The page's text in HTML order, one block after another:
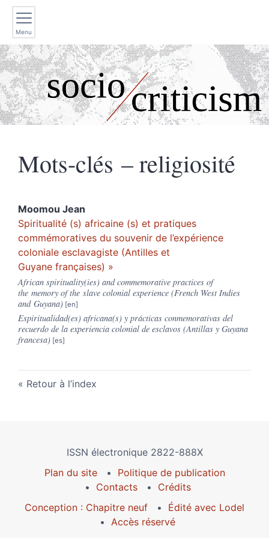
Menu
Mots-clés – religiosité
Moomou Jean
Spiritualité (s) africaine (s) et pratiques
commémoratives du souvenir de l’expérience
coloniale esclavagiste (Antilles et
Guyane françaises) »
African spirituality(ies) and commemorative practices of
the memory of the slave colonial experience (French West Indies
and Guyana)
Espiritualidad(es) africana(s) y prácticas conmemorativas del
recuerdo de la experiencia colonial de esclavos (Antillas y Guyana
francesa)
Retour à l’index
ISSN électronique 2822-888X
Plan du site
Politique de publication
Contacts
Crédits
Conception : Chapitre neuf
Édité avec Lodel
Accès réservé